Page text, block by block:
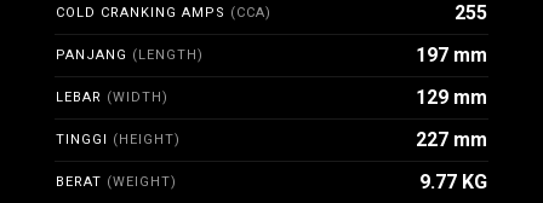
COLD CRANKING AMPS (CCA) 255
PANJANG (LENGTH) 197 mm
LEBAR (WIDTH) 129 mm
TINGGI (HEIGHT) 227 mm
BERAT (WEIGHT) 9.77 KG